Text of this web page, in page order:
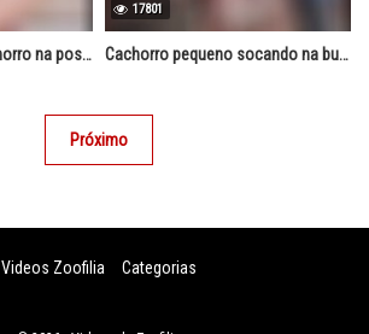
Mulher dando pra cachorro na posição papai mamãe
17801
Cachorro pequeno socando na buceta da loira
Próximo
Videos Zoofilia Categorias